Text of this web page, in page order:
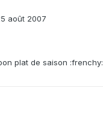
août 2007
plat de saison :frenchy: